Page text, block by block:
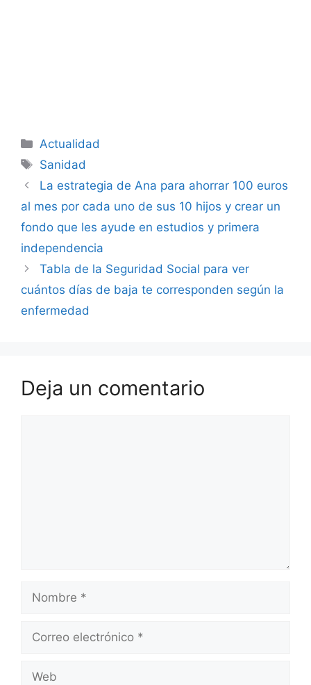
Categorías
Actualidad
Etiquetas
Sanidad
La estrategia de Ana para ahorrar 100 euros
al mes por cada uno de sus 10 hijos y crear un
fondo que les ayude en estudios y primera
independencia
Tabla de la Seguridad Social para ver
cuántos días de baja te corresponden según la
enfermedad
Deja un comentario
Nombre
Correo
Web